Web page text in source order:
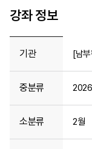
강좌 정보
기관 [남
중분류
소분류 2월